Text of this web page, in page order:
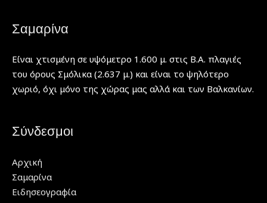
Σαμαρίνα
Είναι χτισμένη σε υψόμετρο 1.600 μ. στις Β.Α. πλαγιές
του όρους Σμόλικα (2.637 μ.) και είναι το ψηλότερο
χωριό, όχι μόνο της χώρας μας αλλά και των Βαλκανίων.
Σύνδεσμοι
Αρχική
Σαμαρίνα
Ειδησεογραφία